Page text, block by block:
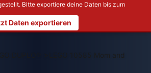
Bitte exportiere deine Daten bis zum
Daten exportieren
LEGO 10585 Mom and Baby